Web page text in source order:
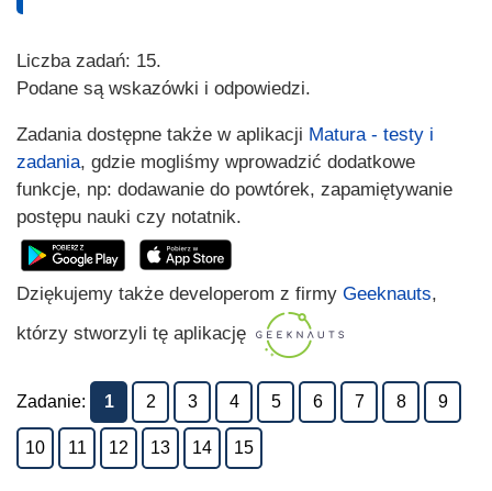
Liczba zadań: 15.
Podane są wskazówki i odpowiedzi.
Zadania dostępne także w aplikacji Matura - testy i
zadania, gdzie mogliśmy wprowadzić dodatkowe
funkcje, np: dodawanie do powtórek, zapamiętywanie
postępu nauki czy notatnik.
Dziękujemy także developerom z firmy Geeknauts,
którzy stworzyli tę aplikację
Zadanie: 1 2 3 4 5 6 7 8 9
10 11 12 13 14 15